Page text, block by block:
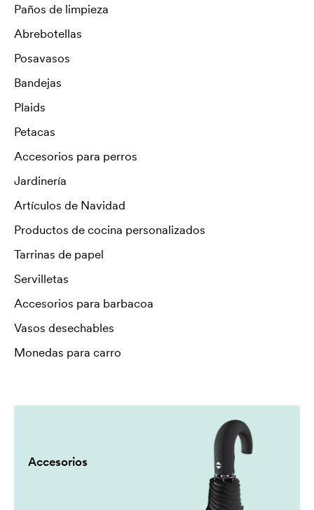
Paños de limpieza
Abrebotellas
Posavasos
Bandejas
Plaids
Petacas
Accesorios para perros
Jardinería
Artículos de Navidad
Productos de cocina personalizados
Tarrinas de papel
Servilletas
Accesorios para barbacoa
Vasos desechables
Monedas para carro
Accesorios